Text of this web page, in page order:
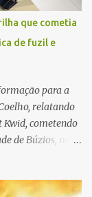
que cometia
de fuzil e
para a
relatando
Kwid, cometendo
de Búzios, na
civil e este foi